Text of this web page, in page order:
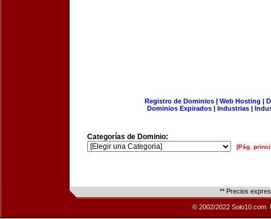
Registro de Dominios| Web Hosting |
Dominios Expirados | Industrias |
Categorías de Dominio:
[Pág.
** Precios
© 2002/2022 Solo10.com